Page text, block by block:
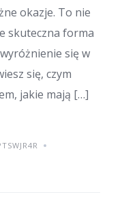
okazje. To nie
skuteczna forma
się w
się, czym
jakie mają […]